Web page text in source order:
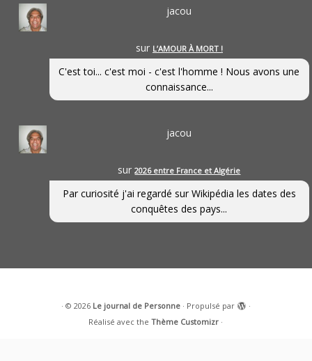
jacou
sur L’AMOUR À MORT !
C'est toi... c'est moi - c'est l'homme ! Nous avons une
connaissance...
jacou
sur2026 entre France et Algérie
Par curiosité j'ai regardé sur Wikipédia les dates des
conquêtes des pays...
· © 2026 Le journal de Personne· Propulsé par
·
Réalisé avec theThème Customizr ·